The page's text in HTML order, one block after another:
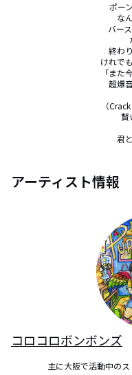
ポー
な
バー
終わ
けれで
「また
超爆
（
賢
君
アーティスト情報
コロコロボンボンズ
主に大阪で活動中の